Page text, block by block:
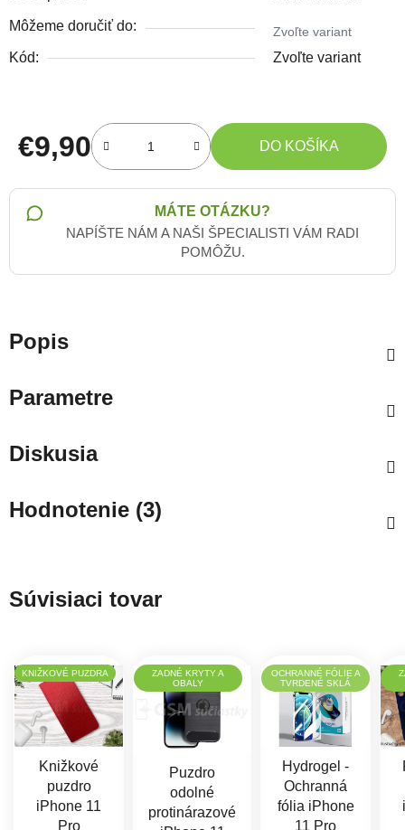
Môžeme doručiť do: Zvoľte variant
Kód: Zvoľte variant
€9,90
Jednotková cena:
DO KOŠÍKA
MÁTE OTÁZKU?
NAPÍŠTE NÁM A NAŠI ŠPECIALISTI VÁM RADI
POMÔŽU.
Popis
Parametre
Diskusia
Hodnotenie (3)
Súvisiaci tovar
KNIŽKOVÉ PUZDRA
Knižkové
puzdro
iPhone 11
Pro
ZADNÉ KRYTY A
OBALY
Puzdro
odolné
protinárazové
OCHRANNÉ FÓLIE A
TVRDENÉ SKLÁ
Hydrogel -
Ochranná
fólia iPhone
11 Pro